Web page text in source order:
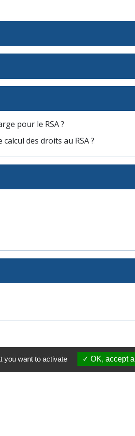
pour le RSA ?
des droits au RSA ?
you want to activate OK, accept all